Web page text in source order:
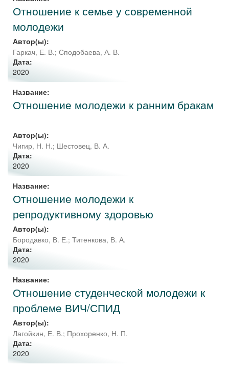
Отношение к семье у современной
молодежи
Автор(ы):
Гаркач, Е. В.; Сподобаева, А. В.
Дата:
2020
Название:
Отношение молодежи к ранним бракам
Автор(ы):
Чигир, Н. Н.; Шестовец, В. А.
Дата:
2020
Название:
Отношение молодежи к
репродуктивному здоровью
Автор(ы):
Бородавко, В. Е.; Титенкова, В. А.
Дата:
2020
Название:
Отношение студенческой молодежи к
проблеме ВИЧ/СПИД
Автор(ы):
Лагойкин, Е. В.; Прохоренко, Н. П.
Дата:
2020